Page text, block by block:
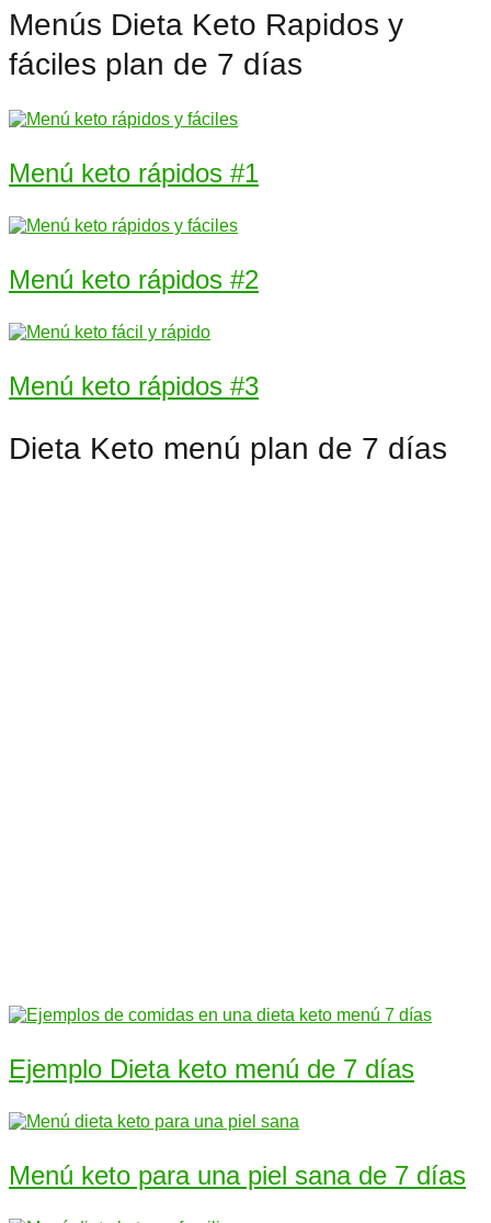
Menús Dieta Keto Rapidos y
fáciles plan de 7 días
Menú keto rápidos #1
Menú keto rápidos #2
Menú keto rápidos #3
Dieta Keto menú plan de 7 días
Ejemplo Dieta keto menú de 7 días
Menú keto para una piel sana de 7 días